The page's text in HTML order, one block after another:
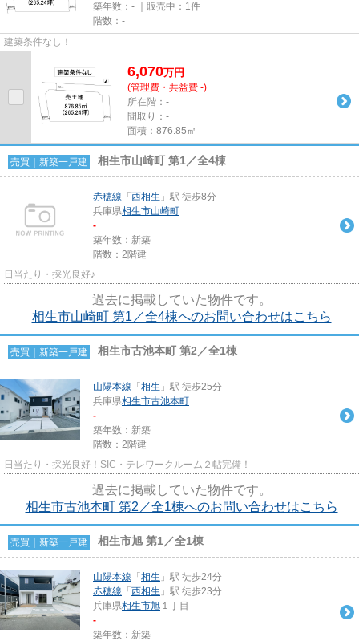
築年数：- ｜販売中： 1件
階数：-
建築条件なし！
6,070万円
(管理費・共益費 -)
所在階：-
間取り：-
面積：876.85㎡
売買｜新築一戸建 相生市山崎町 第1／全4棟
赤穂線 「 西相生 」駅 徒歩8分
兵庫県相生市山崎町
-
築年数：新築
階数：2階建
日当たり・採光良好♪
過去に掲載していた物件です。
相生市山崎町 第1／全4棟へのお問い合わせはこちら
売買｜新築一戸建 相生市古池本町 第2／全1棟
山陽本線 「 相生 」駅 徒歩25分
兵庫県相生市古池本町
-
築年数：新築
階数：2階建
日当たり・採光良好！SIC・テレワークルーム２帖完備！
過去に掲載していた物件です。
相生市古池本町 第2／全1棟へのお問い合わせはこちら
売買｜新築一戸建 相生市旭 第1／全1棟
山陽本線 「 相生 」駅 徒歩24分
赤穂線 「 西相生 」駅 徒歩23分
兵庫県相生市旭 １丁目
-
築年数：新築